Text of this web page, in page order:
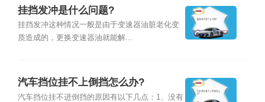
挂挡发冲是什么问题?
挂挡发冲这种情况一般是由于变速器油脏老化变
质造成的，更换变速器油就能解...
汽车挡位挂不上倒挡怎么办?
汽车挡位挂不进倒挡的原因有以下几点：1、没有